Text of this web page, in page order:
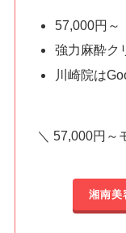
57,000円～
強力麻酔ク
川崎院は
＼ 57,000円～
湘南美